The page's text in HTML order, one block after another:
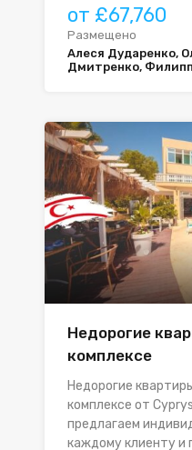
от £67,760
Размещено
Алеся Дударенко,
Дмитренко,
Недорогие
комплексе
Недорогие
комплексе от
предлагаем
каждому клиенту и